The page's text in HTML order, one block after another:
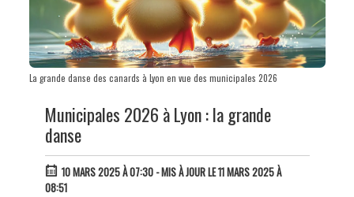
La grande danse des canards à Lyon en vue des municipales 2026
Municipales 2026 à Lyon : la grande
danse
10 MARS 2025 À 07:30- MIS À JOUR LE 11 MARS 2025 À
08:51